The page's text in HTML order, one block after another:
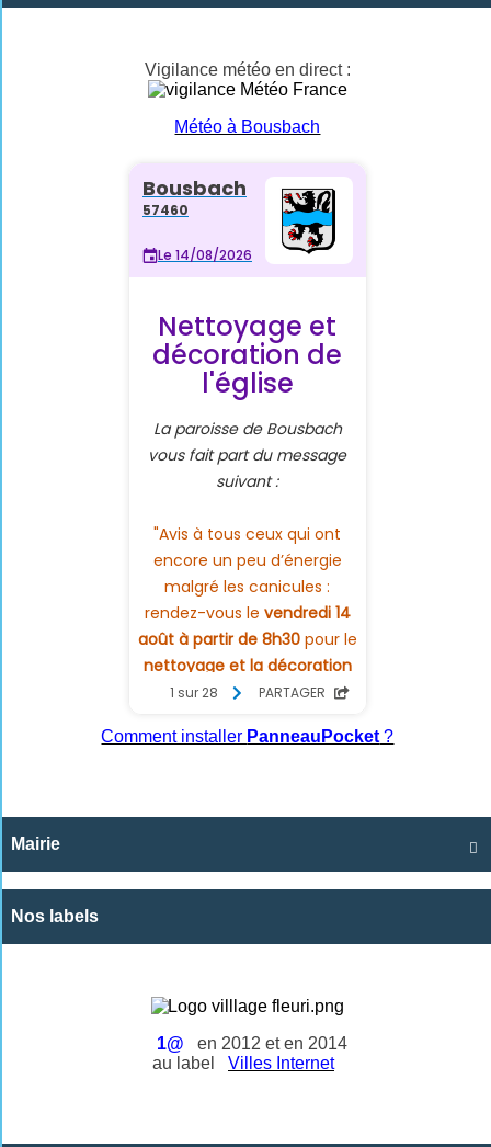
Vigilance météo en direct :
Météo à Bousbach
Comment installer PanneauPocket ?

Mairie
Nos labels
1@
en 2012 et en 2014
au label
Villes Internet